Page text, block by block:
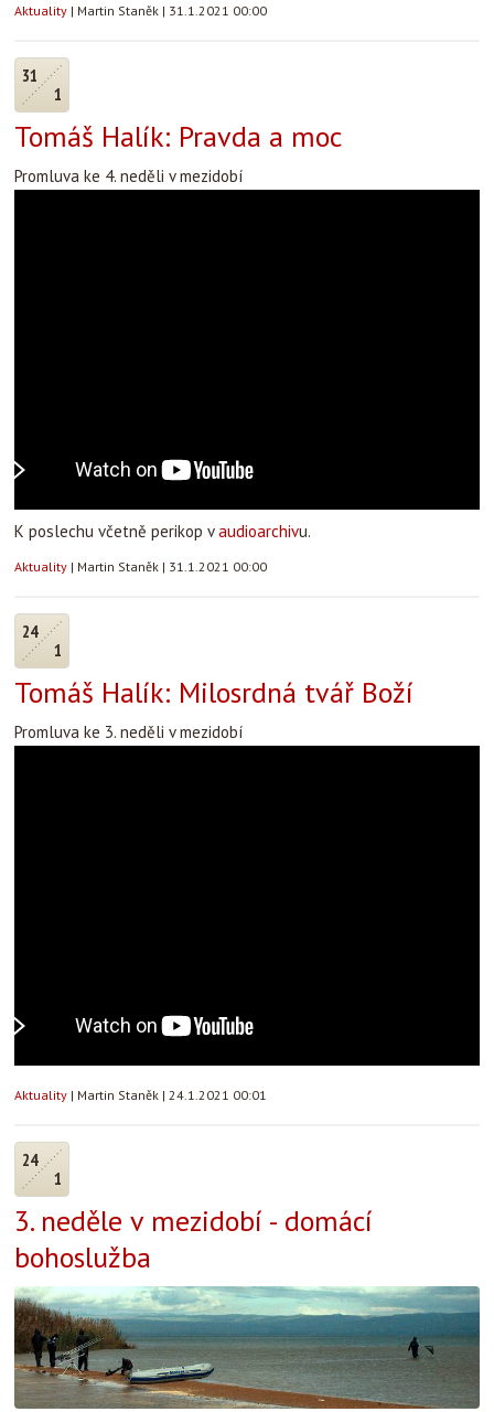
Aktuality | Martin Staněk | 31.1.2021 00:00
31
1
Tomáš Halík: Pravda a moc
Promluva ke 4. neděli v mezidobí
K poslechu včetně perikop vaudioarchivu.
Aktuality | Martin Staněk | 31.1.2021 00:00
24
1
Tomáš Halík: Milosrdná tvář Boží
Promluva ke 3. neděli v mezidobí
Aktuality | Martin Staněk | 24.1.2021 00:01
24
1
3. neděle v mezidobí - domácí
bohoslužba